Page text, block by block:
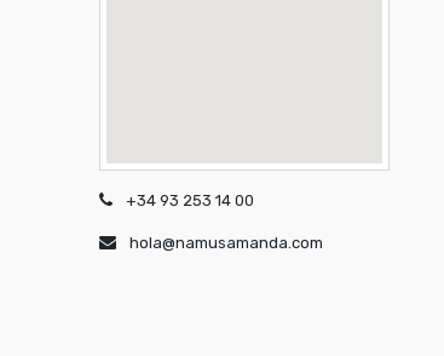
+34 93 253 14 00
hola@namusamanda.com